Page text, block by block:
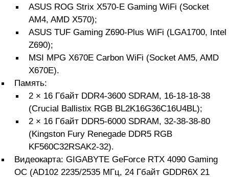
ASUS ROG Strix X570-E Gaming WiFi (Socket
AM4, AMD X570);
ASUS TUF Gaming Z690-Plus WiFi (LGA1700, Intel
Z690);
MSI MPG X670E Carbon WiFi (Socket AM5, AMD
X670E).
Память:
2 × 16 Гбайт DDR4-3600 SDRAM, 16-18-18-38
(Crucial Ballistix RGB BL2K16G36C16U4BL);
2 × 16 Гбайт DDR5-6000 SDRAM, 32-38-38-80
(Kingston Fury Renegade DDR5 RGB
KF560C32RSAK2-32).
Видеокарта: GIGABYTE GeForce RTX 4090 Gaming
OC (AD102 2235/2535 МГц, 24 Гбайт GDDR6X 21